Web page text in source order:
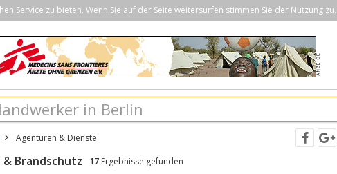
Service zu bieten. Wenn Sie auf der Seite weitersurfen stimmen Sie der Nutzung zu.
Agenturen & Dienste
Brandschutz 17 Ergebnisse gefunden